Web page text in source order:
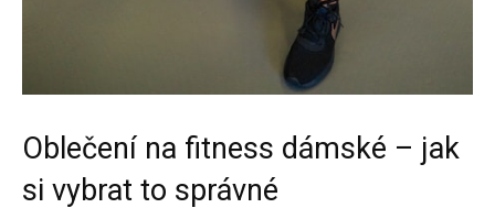
Oblečení na fitness dámské – jak
si vybrat to správné